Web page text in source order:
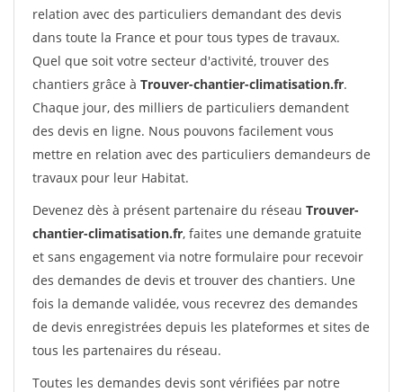
relation avec des particuliers demandant des devis
dans toute la France et pour tous types de travaux.
Quel que soit votre secteur d'activité, trouver des
chantiers grâce à Trouver-chantier-climatisation.fr.
Chaque jour, des milliers de particuliers demandent
des devis en ligne. Nous pouvons facilement vous
mettre en relation avec des particuliers demandeurs de
travaux pour leur Habitat.
Devenez dès à présent partenaire du réseau Trouver-
chantier-climatisation.fr, faites une demande gratuite
et sans engagement via notre formulaire pour recevoir
des demandes de devis et trouver des chantiers. Une
fois la demande validée, vous recevrez des demandes
de devis enregistrées depuis les plateformes et sites de
tous les partenaires du réseau.
Toutes les demandes devis sont vérifiées par notre